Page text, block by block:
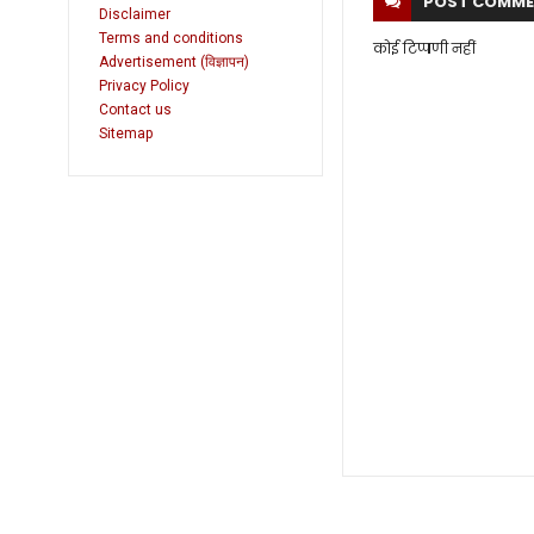
Disclaimer
Terms and conditions
Advertisement (विज्ञापन)
Privacy Policy
Contact us
Sitemap
कोई टिप्पणी नहीं